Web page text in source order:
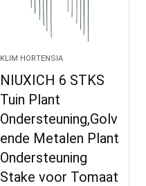
KLIM HORTENSIA
NIUXICH 6 STKS
Tuin Plant
Ondersteuning,Golv
ende Metalen Plant
Ondersteuning
Stake voor Tomaat